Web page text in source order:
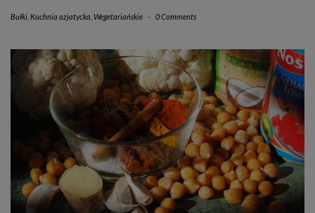
Bułki Kuchnia azjatycka Wegetariańskie - 0 Comments